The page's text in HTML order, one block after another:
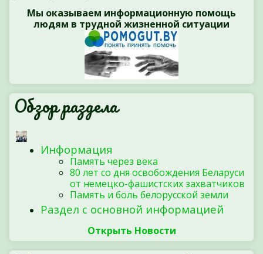
Мы оказываем информационную помощь
людям в трудной жизненной ситуации
Обзор раздела
Информация
Память через века
80 лет со дня освобождения Беларуси
от немецко-фашистских захватчиков
Память и боль белорусской земли
Раздел с основной информацией
Открыть Новости